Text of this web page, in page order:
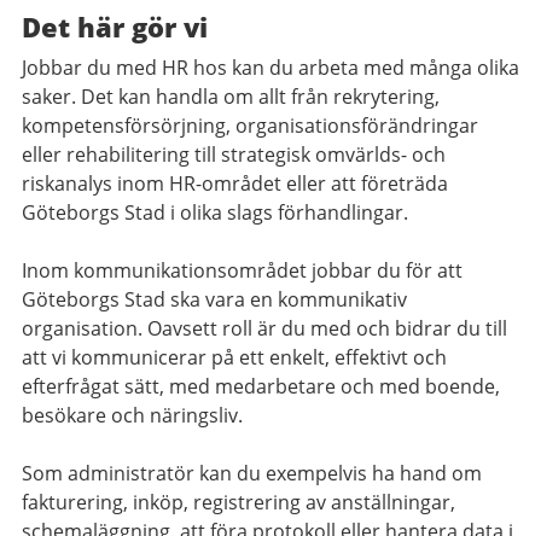
Det här gör vi
Jobbar du med HR hos kan du arbeta med många olika
saker. Det kan handla om allt från rekrytering,
kompetensförsörjning, organisationsförändringar
eller rehabilitering till strategisk omvärlds- och
riskanalys inom HR-området eller att företräda
Göteborgs Stad i olika slags förhandlingar.
Inom kommunikationsområdet jobbar du för att
Göteborgs Stad ska vara en kommunikativ
organisation. Oavsett roll är du med och bidrar du till
att vi kommunicerar på ett enkelt, effektivt och
efterfrågat sätt, med medarbetare och med boende,
besökare och näringsliv.
Som administratör kan du exempelvis ha hand om
fakturering, inköp, registrering av anställningar,
schemaläggning, att föra protokoll eller hantera data i